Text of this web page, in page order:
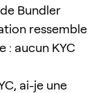
Bundler
ressemble
: aucun KYC
ai-je une